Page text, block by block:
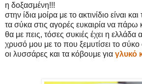
η δοξασμένη!!!
στην ίδια μοίρα με το ακτινίδιο είναι
τα σύκα στις αγορές ευκαιρία να πάρω
θα με πεις, τόσες συκιές έχει η ελλάδα
χρυσό μου με το που ξεμυτίσει το σύκο
οι λυσσάρες και τα κόβουμε για γλυκό